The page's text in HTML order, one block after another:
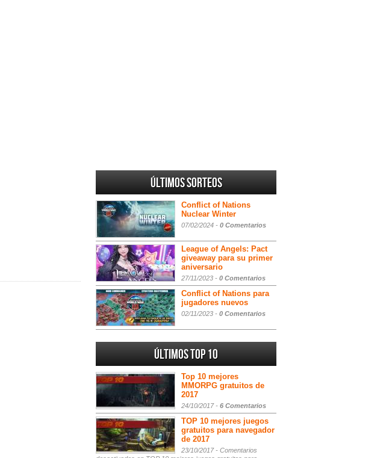
Últimos sorteos
Conflict of Nations
Nuclear Winter
07/02/2024 - 0 Comentarios
League of Angels: Pact
giveaway para su primer
aniversario
27/11/2023 - 0 Comentarios
Conflict of Nations para
jugadores nuevos
02/11/2023 - 0 Comentarios
Últimos Top 10
Top 10 mejores
MMORPG gratuitos de
2017
24/10/2017 - 6 Comentarios
TOP 10 mejores juegos
gratuitos para navegador
de 2017
23/10/2017 - Comentarios